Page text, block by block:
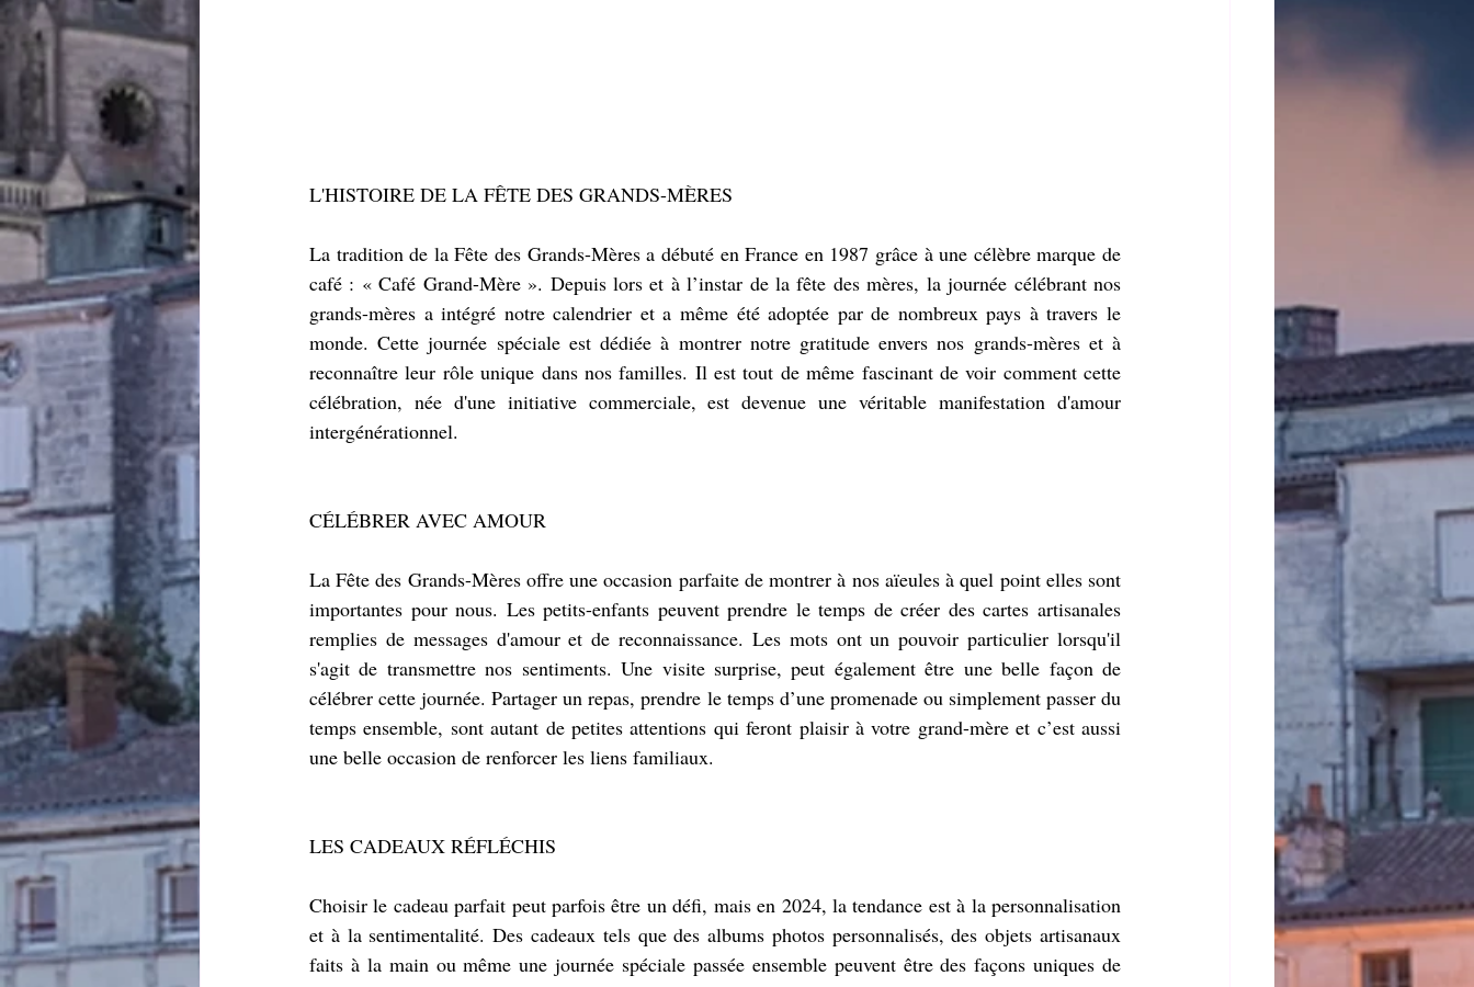
L'HISTOIRE DE LA FÊTE DES GRANDS-MÈRES
La tradition de la Fête des Grands-Mères a débuté en France en 1987 grâce à une célèbre marque de
café : « Café Grand-Mère ». Depuis lors et à l’instar de la fête des mères, la journée célébrant nos
grands-mères a intégré notre calendrier et a même été adoptée par de nombreux pays à travers le
monde. Cette journée spéciale est dédiée à montrer notre gratitude envers nos grands-mères et à
reconnaître leur rôle unique dans nos familles. Il est tout de même fascinant de voir comment cette
célébration, née d'une initiative commerciale, est devenue une véritable manifestation d'amour
intergénérationnel.
CÉLÉBRER AVEC AMOUR
La Fête des Grands-Mères offre une occasion parfaite de montrer à nos aïeules à quel point elles sont
importantes pour nous. Les petits-enfants peuvent prendre le temps de créer des cartes artisanales
remplies de messages d'amour et de reconnaissance. Les mots ont un pouvoir particulier lorsqu'il
s'agit de transmettre nos sentiments. Une visite surprise, peut également être une belle façon de
célébrer cette journée. Partager un repas, prendre le temps d’une promenade ou simplement passer du
temps ensemble, sont autant de petites attentions qui feront plaisir à votre grand-mère et c’est aussi
une belle occasion de renforcer les liens familiaux.
LES CADEAUX RÉFLÉCHIS
Choisir le cadeau parfait peut parfois être un défi, mais en 2024, la tendance est à la personnalisation
et à la sentimentalité. Des cadeaux tels que des albums photos personnalisés, des objets artisanaux
faits à la main ou même une journée spéciale passée ensemble peuvent être des façons uniques de